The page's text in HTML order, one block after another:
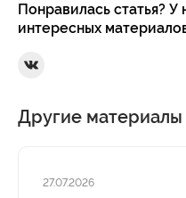
Понравилась статья?
интересных
Ссылка на Вконтакте
Другие материалы
27.07.2026